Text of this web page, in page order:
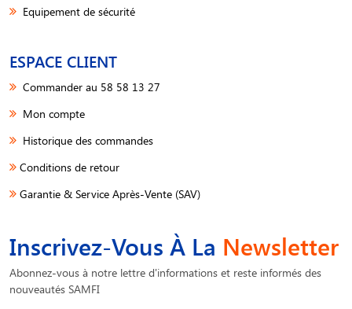
Equipement de sécurité
ESPACE CLIENT
Commander au 58 58 13 27
Mon compte
Historique des commandes
Conditions de retour
Garantie & Service Après-Vente (SAV)
Inscrivez-Vous À La Newsletter
Abonnez-vous à notre lettre d'informations et reste informés des
nouveautés SAMFI